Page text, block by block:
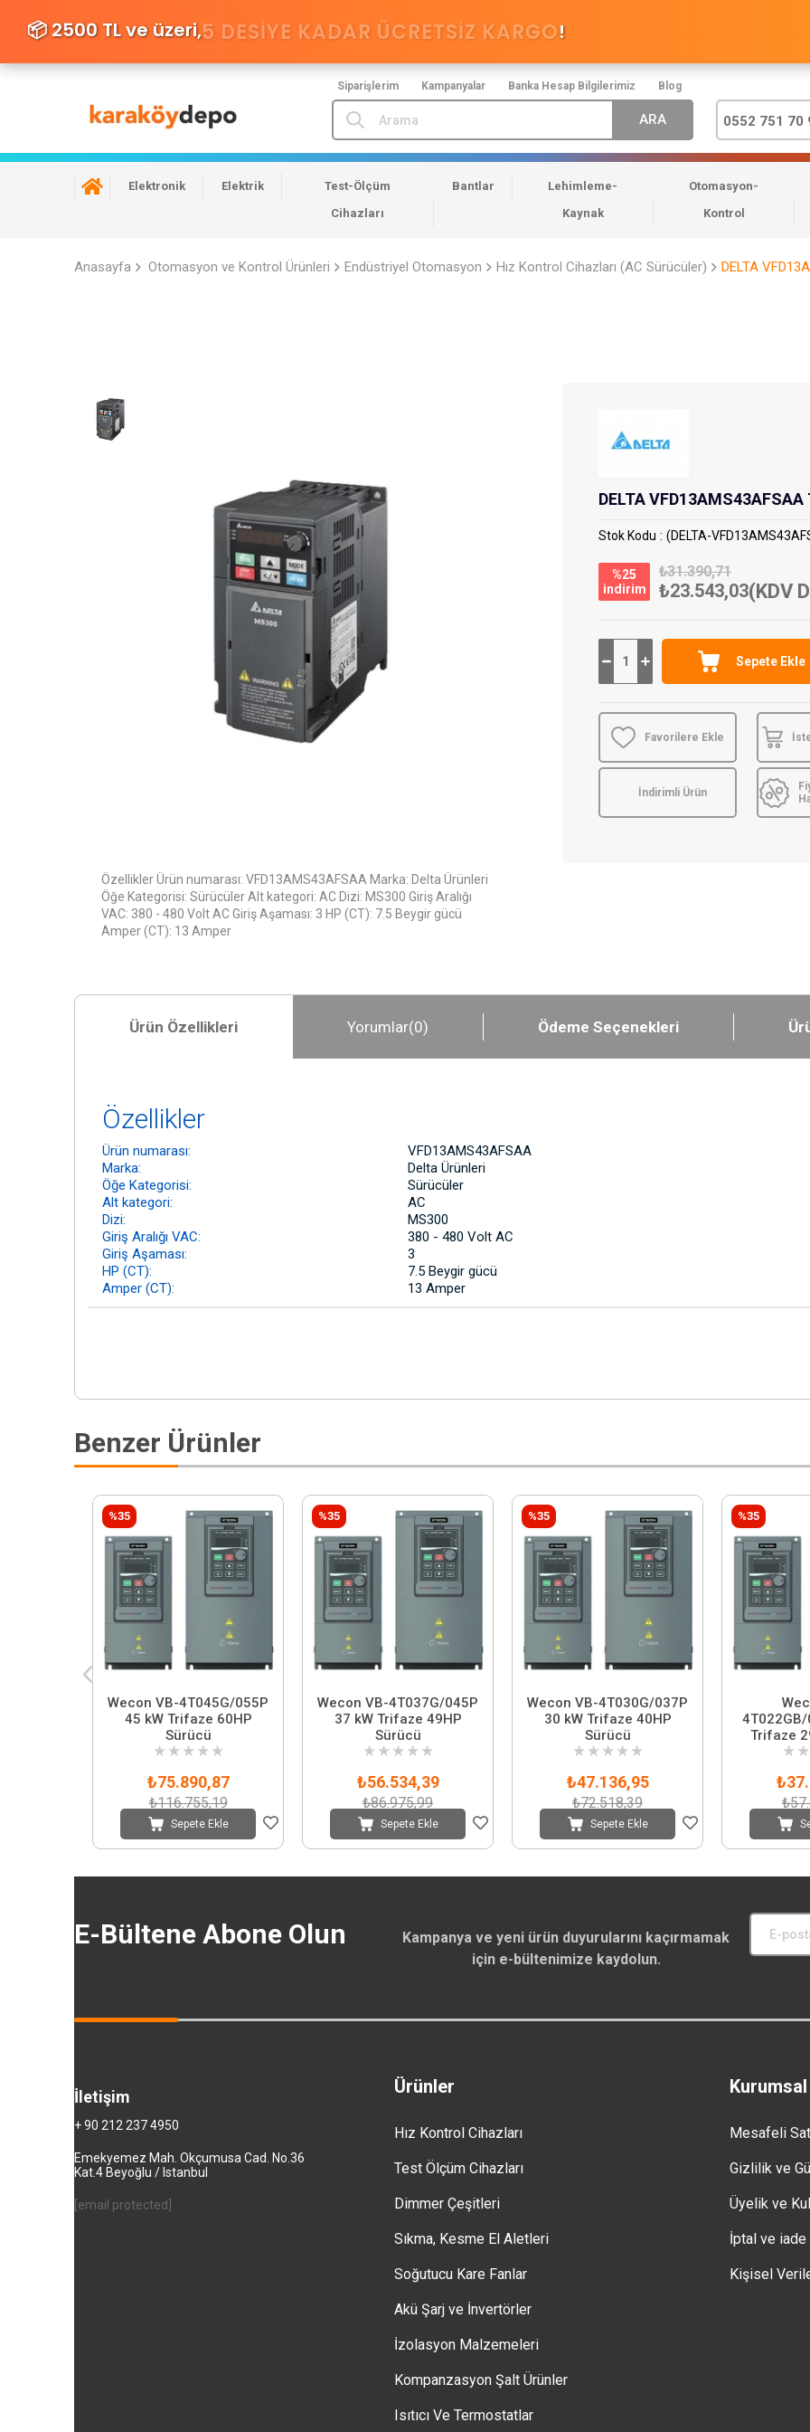
Siparişlerim Kampanyalar Banka Hesap Bilgilerimiz Blog
📦 2500 TL ve üzeri,5 DESIYE KADAR ÜCRETSİZ KARGO!
0552 751 70
Elektronik Elektrik
Test-Ölçüm
Cihazları
Bantlar
Lehimleme-
Kaynak
Otomasyon-
Kontrol
Anasayfa Otomasyon ve Kontrol Ürünleri Endüstriyel Otomasyon Hız Kontrol Cihazları (AC Sürücüler) DELTA
Özellikler Ürün numarası: VFD13AMS43AFSAA Marka: Delta Ürünleri
Öğe Kategorisi: Sürücüler Alt kategori: AC Dizi: MS300 Giriş Aralığı
VAC: 380 - 480 Volt AC Giriş Aşaması: 3 HP (CT): 7.5 Beygir gücü
Amper (CT): 13 Amper
DELTA
Stok Kodu (DELTA-
%25
i̇ndirim
₺31.390,71
₺23.543,03(KDV
Favorilere Ekle
İndirimli Ürün
Ürün Özellikleri Yorumlar(0) Ödeme Seçenekleri
Özellikler
Ürün numarası:
VFD13AMS43AFSAA
Marka:
Delta Ürünleri
Öğe Kategorisi:
Sürücüler
Alt kategori:
AC
Dizi:
MS300
Giriş Aralığı VAC:
380 - 480 Volt AC
Giriş Aşaması:
3
HP (CT):
7.5 Beygir gücü
Amper (CT):
13 Amper
Benzer Ürünler
Wecon VB-4T045G/055P
45 kW Trifaze 60HP
Sürücü
★ ★ ★ ★ ★
₺75.890,87
₺116.755,19
Sepete Ekle
%35
Wecon VB-4T037G/045P
37 kW Trifaze 49HP
Sürücü
★ ★ ★ ★ ★
₺56.534,39
₺86.975,99
Sepete Ekle
%35
Wecon VB-4T030G/037P
30 kW Trifaze 40HP
Sürücü
★ ★ ★ ★ ★
₺47.136,95
₺72.518,39
Sepete Ekle
%35
Trifaze
★ ★
%35
E-Bültene Abone Olun
Kampanya ve yeni ürün duyurularını kaçırmamak
için e-bültenimize kaydolun.
Ürünler
Hız Kontrol Cihazları
Test Ölçüm Cihazları
Dimmer Çeşitleri
Sıkma, Kesme El Aletleri
Soğutucu Kare Fanlar
Akü Şarj ve İnvertörler
İzolasyon Malzemeleri
Kompanzasyon Şalt Ürünler
Isıtıcı Ve Termostatlar
Kurumsal
Mesafeli
Gizlilik ve
Üyelik ve
İptal ve iade
Kişisel
İletişim
+ 90 212 237 4950
Emekyemez Mah. Okçumusa Cad. No.36
Kat.4 Beyoğlu / Istanbul
[email protected]